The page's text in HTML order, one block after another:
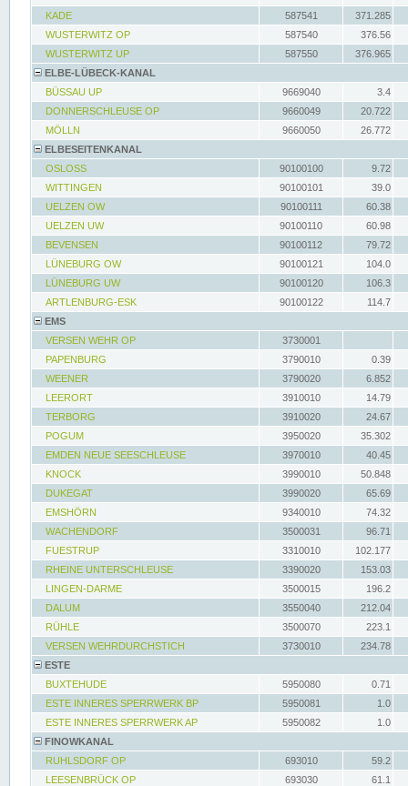
KADE
587541
371.285
WUSTERWITZ OP
587540
376.56
WUSTERWITZ UP
587550
376.965
ELBE-LÜBECK-KANAL
BÜSSAU UP
9669040
3.4
DONNERSCHLEUSE OP
9660049
20.722
MÖLLN
9660050
26.772
ELBESEITENKANAL
OSLOSS
90100100
9.72
WITTINGEN
90100101
39.0
UELZEN OW
90100111
60.38
UELZEN UW
90100110
60.98
BEVENSEN
90100112
79.72
LÜNEBURG OW
90100121
104.0
LÜNEBURG UW
90100120
106.3
ARTLENBURG-ESK
90100122
114.7
EMS
VERSEN WEHR OP
3730001
PAPENBURG
3790010
0.39
WEENER
3790020
6.852
LEERORT
3910010
14.79
TERBORG
3910020
24.67
POGUM
3950020
35.302
EMDEN NEUE SEESCHLEUSE
3970010
40.45
KNOCK
3990010
50.848
DUKEGAT
3990020
65.69
EMSHÖRN
9340010
74.32
WACHENDORF
3500031
96.71
FUESTRUP
3310010
102.177
RHEINE UNTERSCHLEUSE
3390020
153.03
LINGEN-DARME
3500015
196.2
DALUM
3550040
212.04
RÜHLE
3500070
223.1
VERSEN WEHRDURCHSTICH
3730010
234.78
ESTE
BUXTEHUDE
5950080
0.71
ESTE INNERES SPERRWERK BP
5950081
1.0
ESTE INNERES SPERRWERK AP
5950082
1.0
FINOWKANAL
RUHLSDORF OP
693010
59.2
LEESENBRÜCK OP
693030
61.1